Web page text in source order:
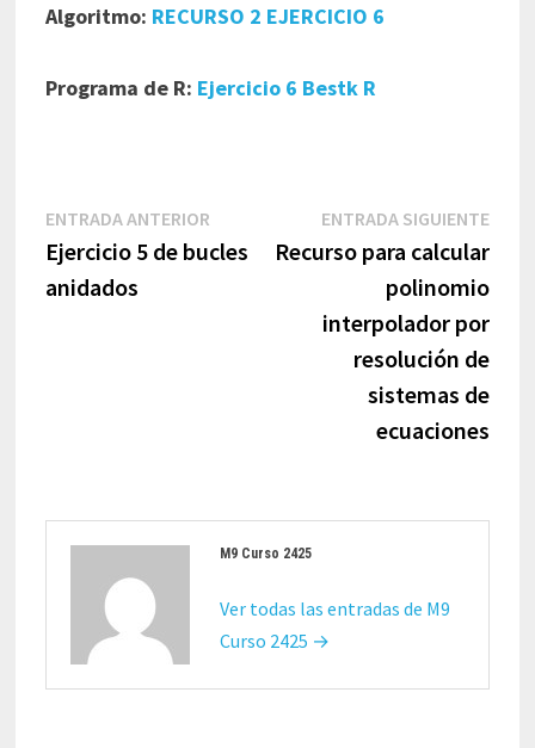
Algoritmo: RECURSO 2 EJERCICIO 6
Programa de R: Ejercicio 6 Bestk R
Navegación
entradas
ENTRADA ANTERIOR
anterior:
Ejercicio 5 de bucles
anidados
ENTRADA SIGUIENTE
Recurso para calcular
polinomio
interpolador por
resolución de
sistemas de
ecuaciones
M9 Curso 2425
Ver todas las entradas de M9
Curso 2425 →